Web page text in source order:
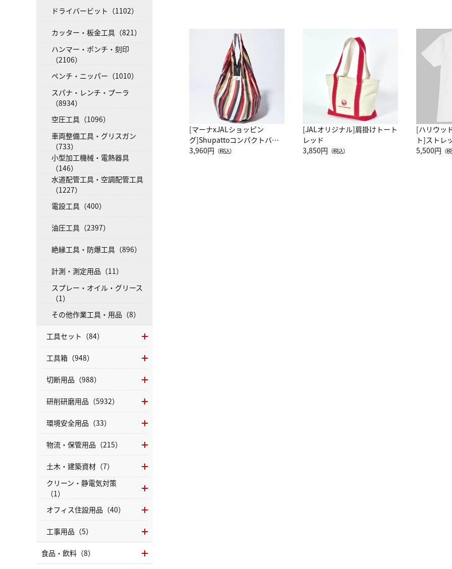
[マーナxJALショッピン
グ]Shupattoコンパクトバッ
グ Drop JAL客室乗務員
3,960円 （税込）
[JALオリジナル]肩掛けトート
レッド
3,850円 （税込）
[ハリウッ
ト]ストレ
ーネック
5,500円 （
ドライバービット（1102）
カッター・板金工具（821）
ハンマー・ポンチ・刻印
（2106）
ペンチ・ニッパー（1010）
スパナ・レンチ・プーラ
（8934）
空圧工具（1096）
車両整備工具・グリスガン
（733）
小型加工機械・電熱器具
（146）
水道配管工具・空調配管工具
（1227）
電設工具（400）
油圧工具（2397）
絶縁工具・防爆工具（896）
計測・測定用品（11）
スプレー・オイル・グリース
（1）
その他作業工具・用品（8）
工具セット（84）
工具箱（948）
切断用品（988）
研削研磨用品（5932）
環境安全用品（33）
物流・保管用品（215）
土木・建築資材（7）
クリーン・静電気対策
（1）
オフィス住設用品（40）
工事用品（5）
食品・飲料（8）